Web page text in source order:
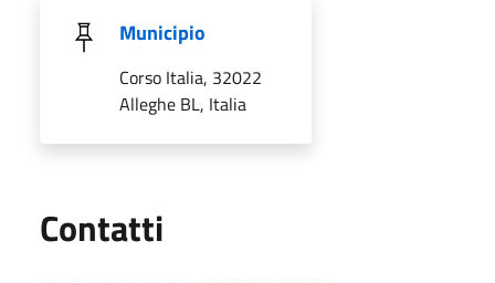
Municipio
Corso Italia, 32022
Alleghe BL, Italia
Contatti